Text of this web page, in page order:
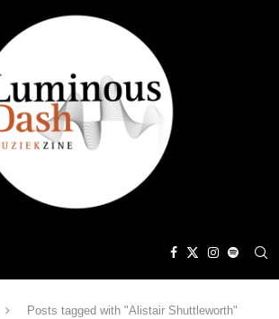
Posts tagged with "Alistair Shuttleworth"